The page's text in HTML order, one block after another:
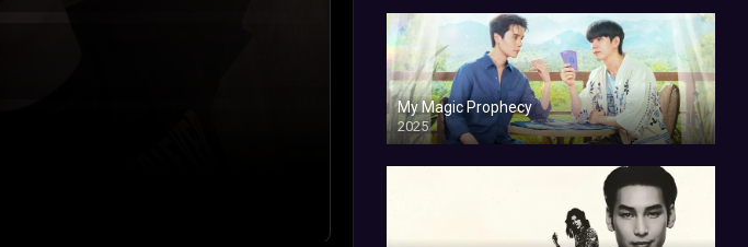
My Magic Prophecy
2025